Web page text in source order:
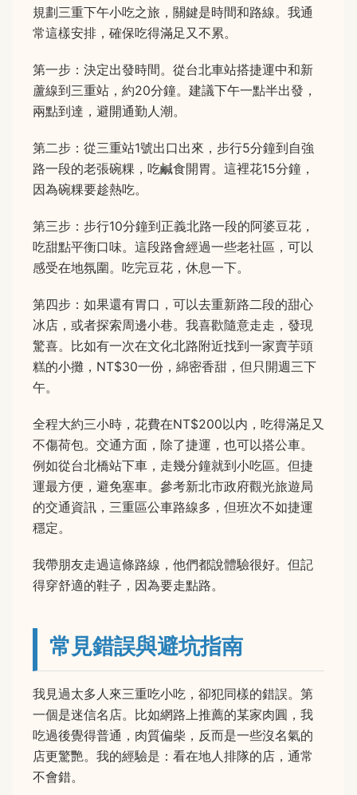
規劃三重下午小吃之旅，關鍵是時間和路線。我通
常這樣安排，確保吃得滿足又不累。
第一步：決定出發時間。從台北車站搭捷運中和新
蘆線到三重站，約20分鐘。建議下午一點半出發，
兩點到達，避開通勤人潮。
第二步：從三重站1號出口出來，步行5分鐘到自強
路一段的老張碗粿，吃鹹食開胃。這裡花15分鐘，
因為碗粿要趁熱吃。
第三步：步行10分鐘到正義北路一段的阿婆豆花，
吃甜點平衡口味。這段路會經過一些老社區，可以
感受在地氛圍。吃完豆花，休息一下。
第四步：如果還有胃口，可以去重新路二段的甜心
冰店，或者探索周邊小巷。我喜歡隨意走走，發現
驚喜。比如有一次在文化北路附近找到一家賣芋頭
糕的小攤，NT$30一份，綿密香甜，但只開週三下
午。
全程大約三小時，花費在NT$200以内，吃得滿足又
不傷荷包。交通方面，除了捷運，也可以搭公車。
例如從台北橋站下車，走幾分鐘就到小吃區。但捷
運最方便，避免塞車。參考新北市政府觀光旅遊局
的交通資訊，三重區公車路線多，但班次不如捷運
穩定。
我帶朋友走過這條路線，他們都說體驗很好。但記
得穿舒適的鞋子，因為要走點路。
常見錯誤與避坑指南
我見過太多人來三重吃小吃，卻犯同樣的錯誤。第
一個是迷信名店。比如網路上推薦的某家肉圓，我
吃過後覺得普通，肉質偏柴，反而是一些沒名氣的
店更驚艷。我的經驗是：看在地人排隊的店，通常
不會錯。